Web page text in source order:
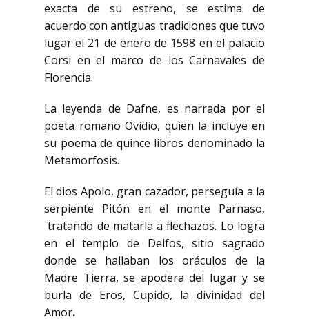
exacta de su estreno, se estima de
acuerdo con antiguas tradiciones que tuvo
lugar el 21 de enero de 1598 en el palacio
Corsi en el marco de los Carnavales de
Florencia.
La leyenda de Dafne, es narrada por el
poeta romano Ovidio, quien la incluye en
su poema de quince libros denominado la
Metamorfosis.
El dios Apolo, gran cazador, perseguía a la
serpiente Pitón en el monte Parnaso,
tratando de matarla a flechazos. Lo logra
en el templo de Delfos, sitio sagrado
donde se hallaban los oráculos de la
Madre Tierra, se apodera del lugar y se
burla de Eros, Cupido, la divinidad del
Amor.